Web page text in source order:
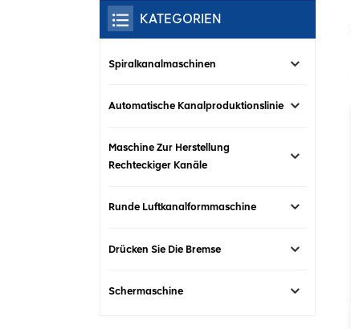
KATEGORIEN
Spiralkanalmaschinen
Automatische Kanalproduktionslinie
Maschine Zur Herstellung
Rechteckiger Kanäle
Runde Luftkanalformmaschine
Drücken Sie Die Bremse
Schermaschine